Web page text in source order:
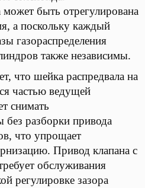
быть отрегулирована
а поскольку каждый
газораспределения
также независимы.
что шейка распредвала на
частью ведущей
снимать
без разборки привода
что упрощает
Привод клапана с
обслуживания
регулировке зазора